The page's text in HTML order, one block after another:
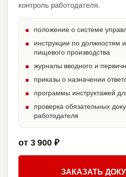
контроль работодателя.
положение о системе
инструкции по должностям
пищевого производства
журналы вводного и
приказы о назначении
программы инструктажей
проверка обязательных
работодателя
от 3 900 ₽
ЗАКАЗАТЬ